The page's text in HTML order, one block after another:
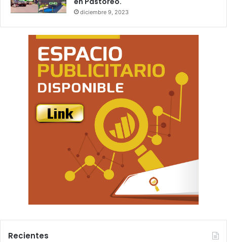
diciembre 9, 2023
Recientes